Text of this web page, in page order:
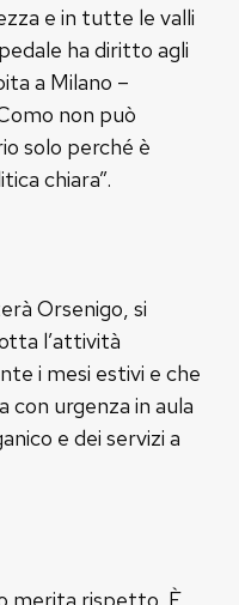
e in tutte le valli
ha diritto agli
a Milano –
non può
solo perché è
chiara”.
Orsenigo, si
l’attività
i mesi estivi e che
con urgenza in aula
e dei servizi a
merita rispetto. È